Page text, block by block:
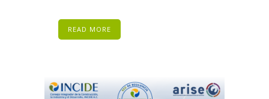
READ MORE